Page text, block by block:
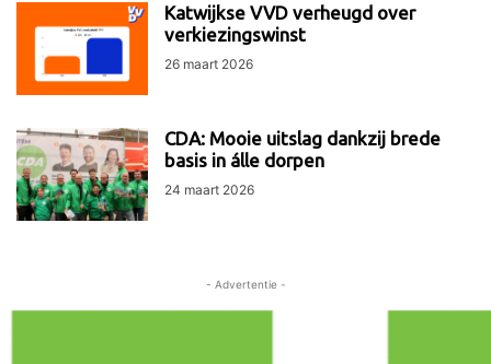
Katwijkse VVD verheugd over
verkiezingswinst
26 maart 2026
CDA: Mooie uitslag dankzij brede
basis in álle dorpen
24 maart 2026
- Advertentie -